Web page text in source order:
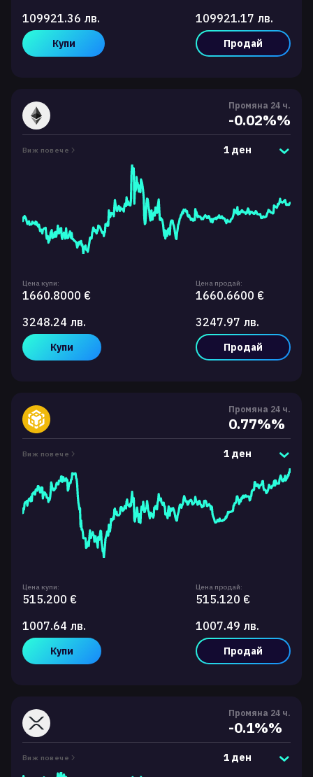
109921.36 лв.
Купи
109921.17 лв.
Продай
Промяна 24 ч.
-0.02%%
Виж повече 1 ден
Цена купи:
1660.8000 €
3248.24 лв.
Купи
Цена продай:
1660.6600 €
3247.97 лв.
Продай
Промяна 24 ч.
0.77%%
Виж повече 1 ден
Цена купи:
515.200 €
1007.64 лв.
Купи
Цена продай:
515.120 €
1007.49 лв.
Продай
Промяна 24 ч.
-0.1%%
Виж повече 1 ден